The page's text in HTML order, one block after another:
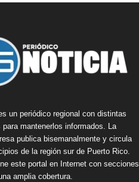
un periódico regional con distintas
para mantenerlos informados. La
publica bisemanalmente y circula
de la región sur de Puerto Rico.
este portal en Internet con secciones
amplia cobertura.